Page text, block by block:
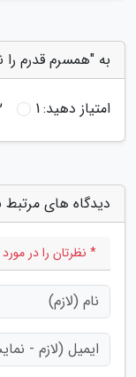
به "همسرم قدرم را
امتیاز دهید:1
دیدگاه های مرتبط
* نظرتان را در مورد